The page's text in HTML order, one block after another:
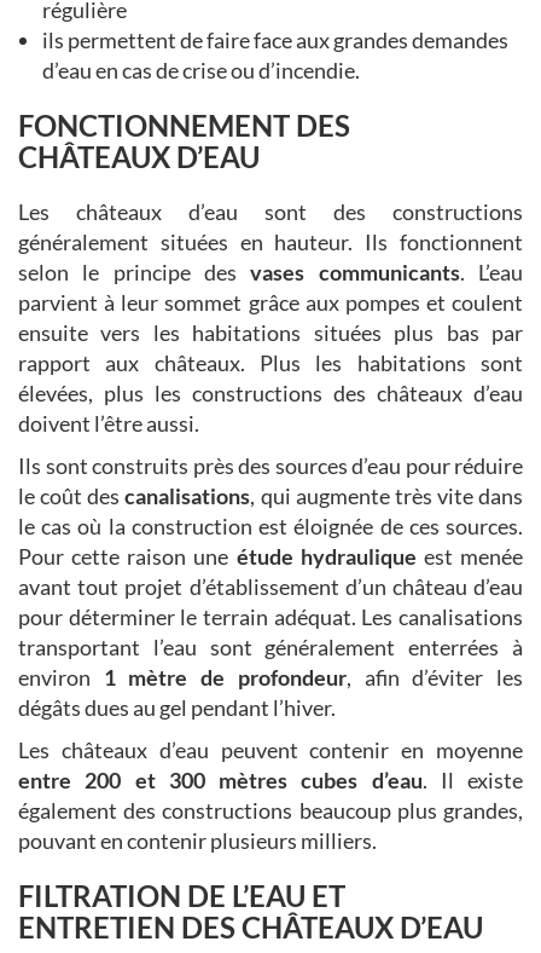
régulière
ils permettent de faire face aux grandes demandes
d’eau en cas de crise ou d’incendie.
FONCTIONNEMENT DES
CHÂTEAUX D’EAU
Les châteaux d’eau sont des constructions
généralement situées en hauteur. Ils fonctionnent
selon le principe desvases communicants. L’eau
parvient à leur sommet grâce aux pompes et coulent
ensuite vers les habitations situées plus bas par
rapport aux châteaux. Plus les habitations sont
élevées, plus les constructions des châteaux d’eau
doivent l’être aussi.
Ils sont construits près des sources d’eau pour réduire
le coût descanalisations, qui augmente très vite dans
le cas où la construction est éloignée de ces sources.
Pour cette raison une étude hydraulique est menée
avant tout projet d’établissement d’un château d’eau
pour déterminer le terrain adéquat. Les canalisations
transportant l’eau sont généralement enterrées à
environ 1 mètre de profondeur, afin d’éviter les
dégâts dues au gel pendant l’hiver.
Les châteaux d’eau peuvent contenir en moyenne
entre 200 et 300 mètres cubes d’eau. Il existe
également des constructions beaucoup plus grandes,
pouvant en contenir plusieurs milliers.
FILTRATION DE L’EAU ET
ENTRETIEN DES CHÂTEAUX D’EAU